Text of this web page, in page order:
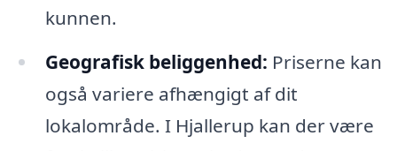
kunnen.
Geografisk beliggenhed: Priserne kan
også variere afhængigt af dit
lokalområde. I Hjallerup kan der være